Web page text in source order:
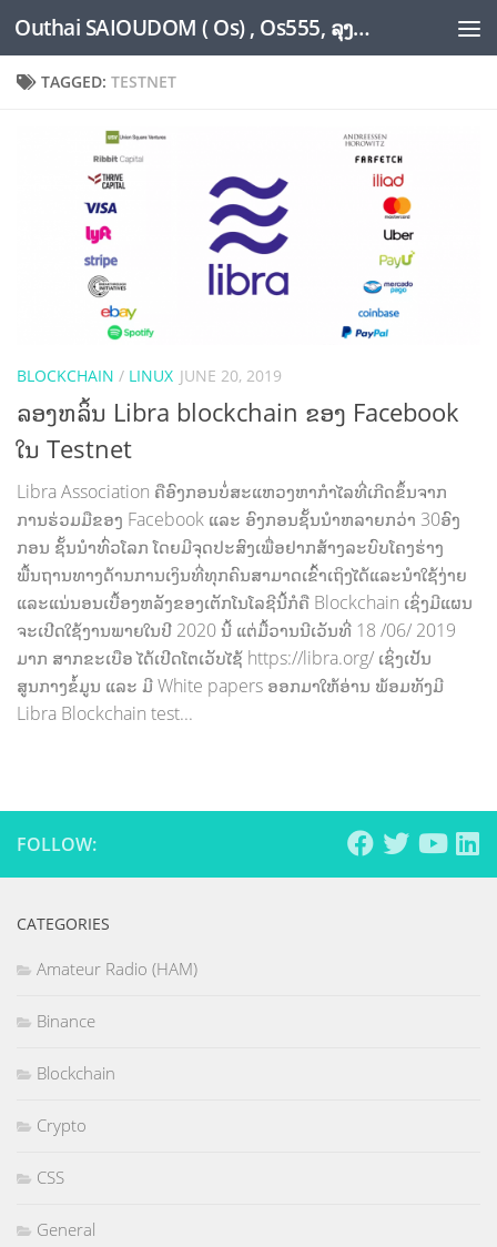
Skip to content Outhai SAIOUDOM ( Os) , Os555, ລຸງໂອ້ດ, LoungOs, UngleOs, XW1OS Official Website...
TAGGED: TESTNET
BLOCKCHAIN / LINUX JUNE 20, 2019
ລອງຫລິ້ນ Libra blockchain ຂອງ Facebook
ໃນ Testnet
Libra Association ຄືອົງກອນບໍ່ສະແຫວງຫາກຳໄລທີ່ເກີດຂຶ້ນຈາກ
ການຮ່ວມມືຂອງ Facebook ແລະ ອົງກອນຊັ້ນນຳຫລາຍກວ່າ 30​ອົງ
ກອນ ຊັ້ນນຳທົ່ວໂລກ ໂດຍມີຈຸດປະສົງເພື່ອຢາກສ້າງລະບົບໂຄງຮ່າງ
ພື້ນຖານທາງດ້ານການເງິນທີ່ທຸກຄົນສາມາດເຂົ້າເຖິງໄດ້ແລະນຳໃຊ້ງ່າຍ
ແລະແນ່ນອນເບື້ອງຫລັງຂອງເຕັກໂນໂລຊີນີ້ກໍຄື Blockchain ເຊິ່ງມີແຜນ
ຈະເປີດໃຊ້ງານພາຍໃນປີ 2020 ນີ້ ແຕ່ມື້ວານນີເວັນທີ່ 18 /06/ 2019
ມາກ ສາກຂະເບືອ ໄດ້ເປີດໂຕເວັບໄຊ້ https://libra.org/ ເຊິ່ງເປັນ
ສູນກາງຂໍ້ມູນ ແລະ ມີ White papers ອອກມາໃຫ້ອ່ານ ພ້ອມທັງມີ
Libra Blockchain test...
FOLLOW:
CATEGORIES
Amateur Radio (HAM)
Binance
Blockchain
Crypto
CSS
General